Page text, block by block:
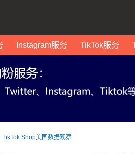
Instagram服务 TikTok服务
Shop美国数据观察